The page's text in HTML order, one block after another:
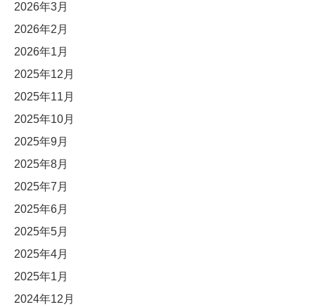
2026年3月
2026年2月
2026年1月
2025年12月
2025年11月
2025年10月
2025年9月
2025年8月
2025年7月
2025年6月
2025年5月
2025年4月
2025年1月
2024年12月